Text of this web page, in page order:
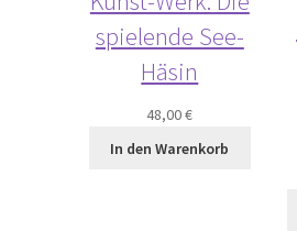
spielende See-
Häsin
48,00€
In den Warenkorb